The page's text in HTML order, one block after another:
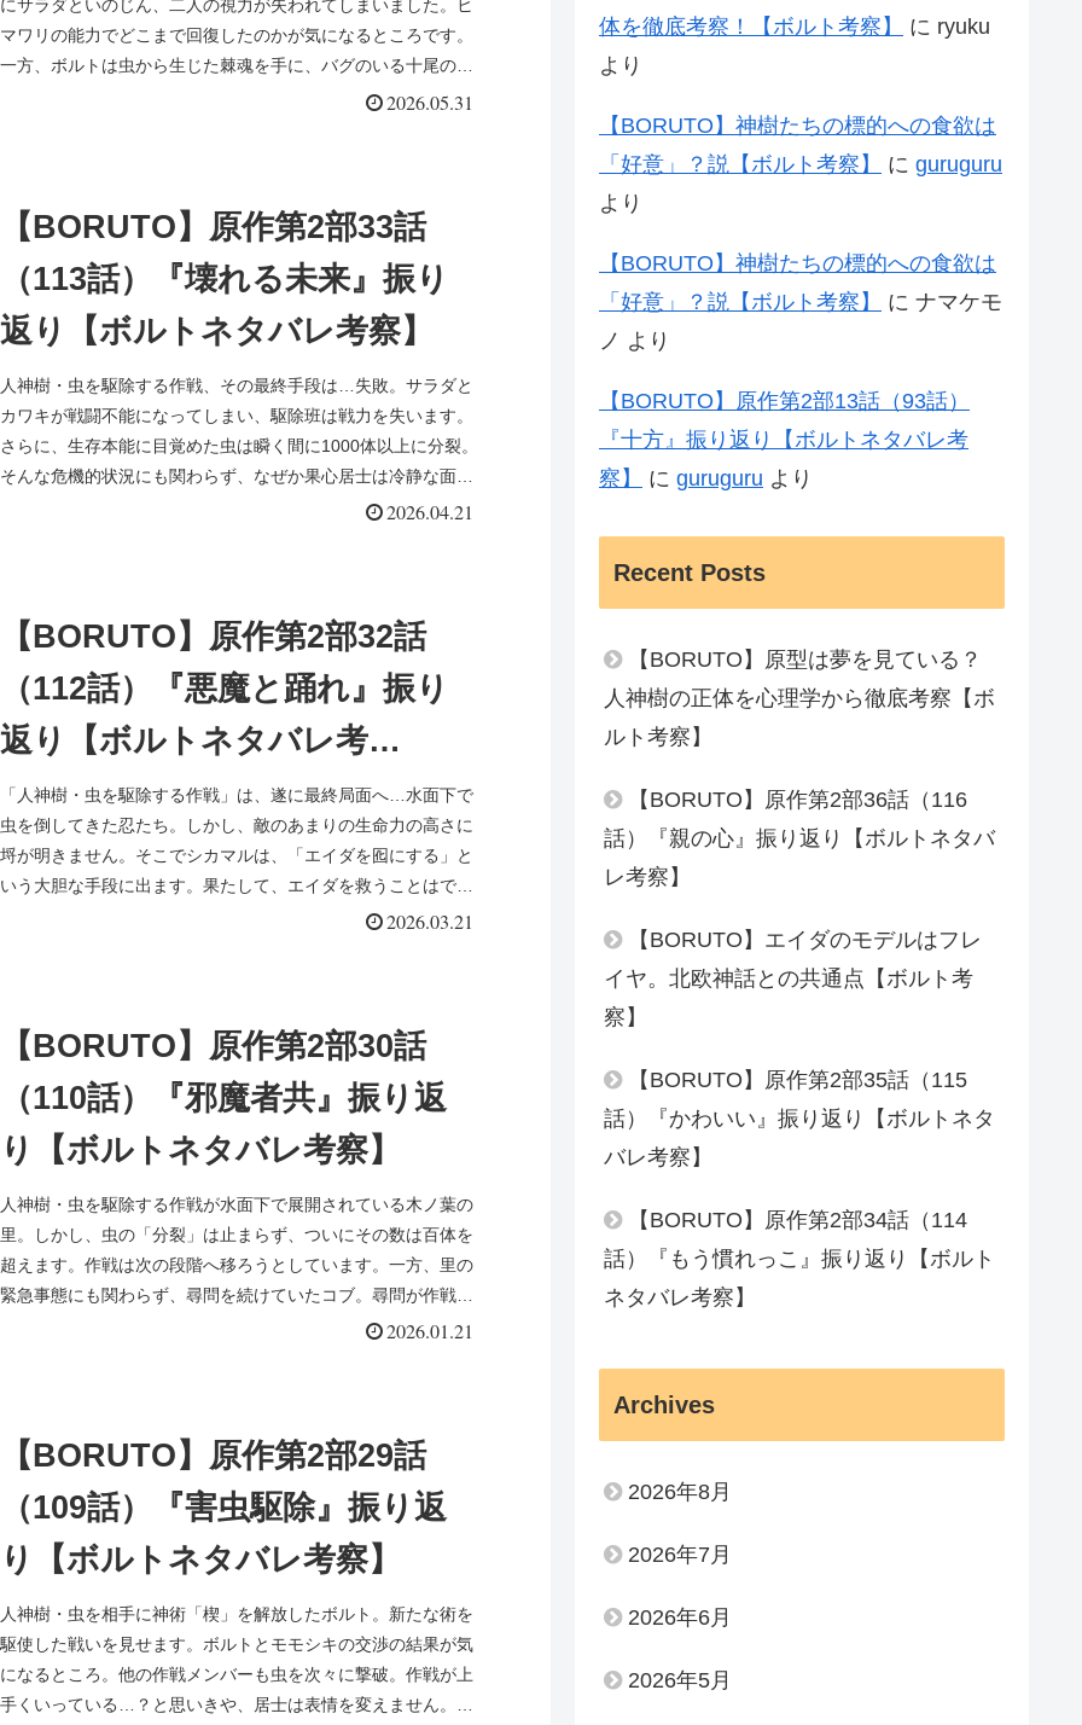
にサラダといのじん、二人の視力が失われてしまいました。ヒ
マワリの能力でどこまで回復したのかが気になるところです。
一方、ボルトは虫から生じた棘魂を手に、バグのいる十尾の拠
点へ向かいます。しかし、バグの木には怪しい影が潜んでい
2026.05.31
【BORUTO】原作第2部33話
（113話）『壊れる未来』振り
返り【ボルトネタバレ考察】
人神樹・虫を駆除する作戦、その最終手段は…失敗。サラダと
カワキが戦闘不能になってしまい、駆除班は戦力を失います。
さらに、生存本能に目覚めた虫は瞬く間に1000体以上に分裂。
そんな危機的状況にも関わらず、なぜか果心居士は冷静な面持
ちです。まだ秘策が残っているのか…それとも… 2026.04.21
【BORUTO】原作第2部32話
（112話）『悪魔と踊れ』振り
返り【ボルトネタバレ考
察】
「人神樹・虫を駆除する作戦」は、遂に最終局面へ…水面下で
虫を倒してきた忍たち。しかし、敵のあまりの生命力の高さに
埒が明きません。そこでシカマルは、「エイダを囮にする」と
いう大胆な手段に出ます。果たして、エイダを救うことはでき
るでしょうか。お互いの総力がぶつかり合います！2026.03.21
【BORUTO】原作第2部30話
（110話）『邪魔者共』振り返
り【ボルトネタバレ考察】
人神樹・虫を駆除する作戦が水面下で展開されている木ノ葉の
里。しかし、虫の「分裂」は止まらず、ついにその数は百体を
超えます。作戦は次の段階へ移ろうとしています。一方、里の
緊急事態にも関わらず、尋問を続けていたコブ。尋問が作戦の
妨げになりつつあった中、居士がある非情な策を実行に移しま
2026.01.21
【BORUTO】原作第2部29話
（109話）『害虫駆除』振り返
り【ボルトネタバレ考察】
人神樹・虫を相手に神術「楔」を解放したボルト。新たな術を
駆使した戦いを見せます。ボルトとモモシキの交渉の結果が気
になるところ。他の作戦メンバーも虫を次々に撃破。作戦が上
手くいっている…？と思いきや、居士は表情を変えません。ボ
体を徹底考察！【ボルト考察】
に ryuku
より
【BORUTO】神樹たちの標的への食欲は
「好意」？説【ボルト考察】
に guruguru
より
【BORUTO】神樹たちの標的への食欲は
「好意」？説【ボルト考察】
に ナマケモ
ノ より
【BORUTO】原作第2部13話（93話）
『十方』振り返り【ボルトネタバレ考
察】
に guruguru より
Recent Posts
【BORUTO】原型は夢を見ている？
人神樹の正体を心理学から徹底考察【ボ
ルト考察】
【BORUTO】原作第2部36話（116
話）『親の心』振り返り【ボルトネタバ
レ考察】
【BORUTO】エイダのモデルはフレ
イヤ。北欧神話との共通点【ボルト考
察】
【BORUTO】原作第2部35話（115
話）『かわいい』振り返り【ボルトネタ
バレ考察】
【BORUTO】原作第2部34話（114
話）『もう慣れっこ』振り返り【ボルト
ネタバレ考察】
Archives
2026年8月
2026年7月
2026年6月
2026年5月